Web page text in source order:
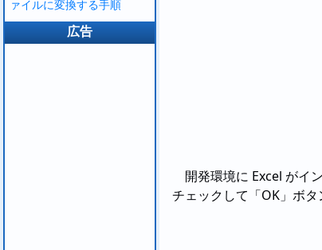
開発環境に Excel がイ
チェックして「OK」ボ
ァイルに変換する手順
広告